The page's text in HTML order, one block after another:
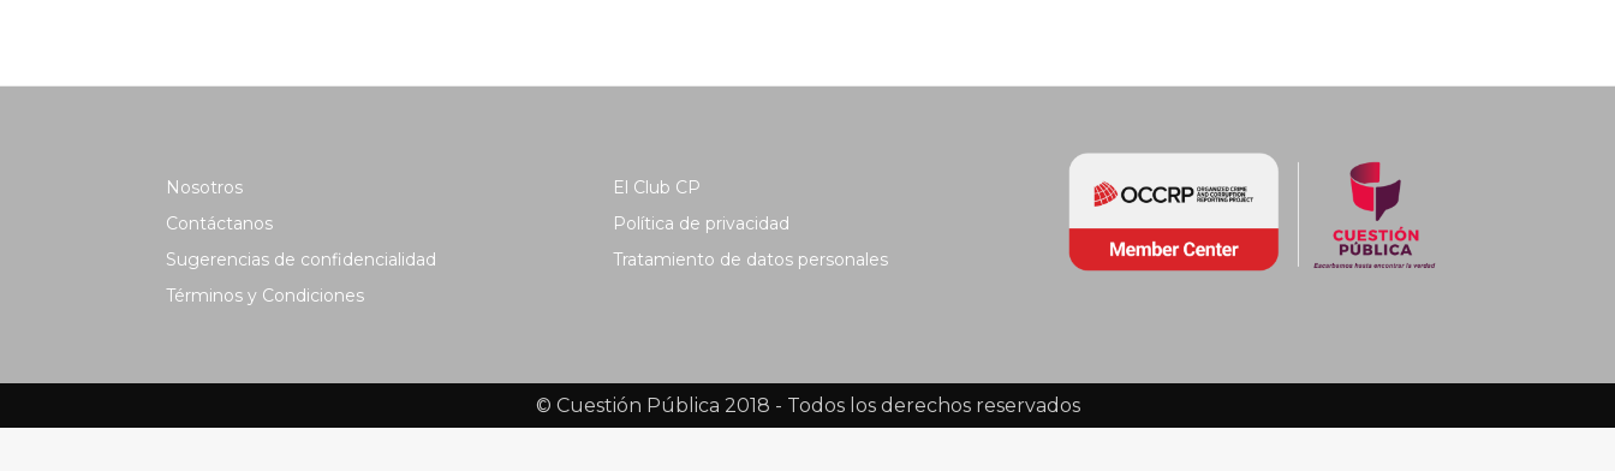
Nosotros
Contáctanos
Sugerencias de confidencialidad
Términos y Condiciones
El Club CP
Política de privacidad
Tratamiento de datos personales
© Cuestión Pública 2018 - Todos los derechos reservados